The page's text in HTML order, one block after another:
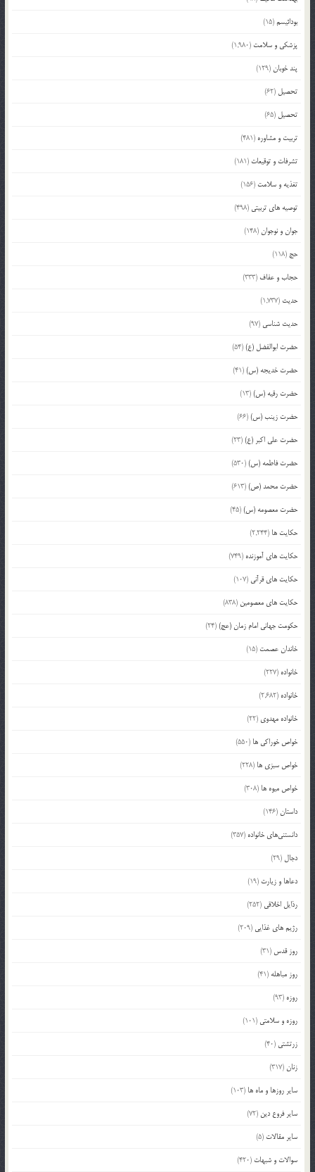
بودائیسم(15)
پزشکی و سلامت (1,980)
پند خوبان(129)
تحصیل (62)
تحصیل (65)
تربیت و مشاوره (481)
تشرفات و توقیعات (181)
تغذیه و سلامت (156)
توصیه های تربیتی (498)
جوان و نوجوان(148)
حج (118)
حجاب و عفاف (333)
حدیث (1,737)
حدیث شناسی (97)
حضرت ابوالفضل (ع)(54)
حضرت خدیجه (س)(41)
حضرت رقیه (س)(13)
حضرت زینب (س)(66)
حضرت علی اکبر (ع)(23)
حضرت فاطمه (س)(530)
حضرت محمد (ص)(613)
حضرت معصومه (س)(45)
حکایت ها (2,244)
حکایت های آموزنده (749)
حکایت های قرآنی (107)
حکایت های معصومین (838)
حکومت جهانی امام زمان (عج)(24)
خاندان عصمت (15)
خانواده (227)
خانواده (2,682)
خانواده مهدوی (22)
خواص خوراکی ها (550)
خواص سبزی ها (228)
خواص میوه ها (308)
داستان(146)
دانستنی‌های خانواده (357)
دجال (29)
دعاها و زیارت (19)
رذایل اخلاقی (252)
رژیم های غذایی (209)
روز قدس (31)
روز مباهله (41)
روزه (93)
روزه و سلامتی (101)
زرتشتی (40)
زنان(317)
سایر روزها و ماه ها (103)
سایر فروع دین (72)
سایر مقالات (5)
سوالات و شبهات (420)